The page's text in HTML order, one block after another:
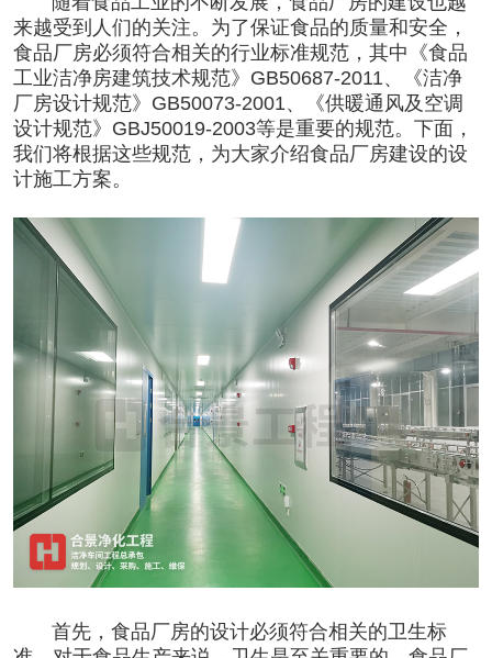
来越受到人们的关注。为了保证食品的质量和安全，
食品厂房必须符合相关的行业标准规范，其中《食品
工业洁净房建筑技术规范》GB50687-2011、《洁净
厂房设计规范》GB50073-2001、《供暖通风及空调
设计规范》GBJ50019-2003等是重要的规范。下面，
我们将根据这些规范，为大家介绍食品厂房建设的设
计施工方案。
首先，食品厂房的设计必须符合相关的卫生标